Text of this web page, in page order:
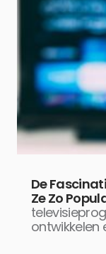
De
Ze Zo
ontwikkelen